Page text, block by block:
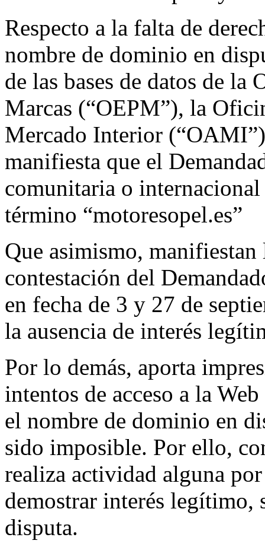
Respecto a la falta de
nombre de dominio en
de las bases de datos de la
Marcas (“OEPM”), la
Mercado Interior
manifiesta que el
comunitaria o
término “motoresopel.es”
Que asimismo, manifiestan
contestación del
en fecha de 3 y 27 de
la ausencia de interés
Por lo demás, aporta
intentos de acceso a la
el nombre de dominio en
sido imposible. Por ello,
realiza actividad alguna
demostrar interés legítimo,
disputa.